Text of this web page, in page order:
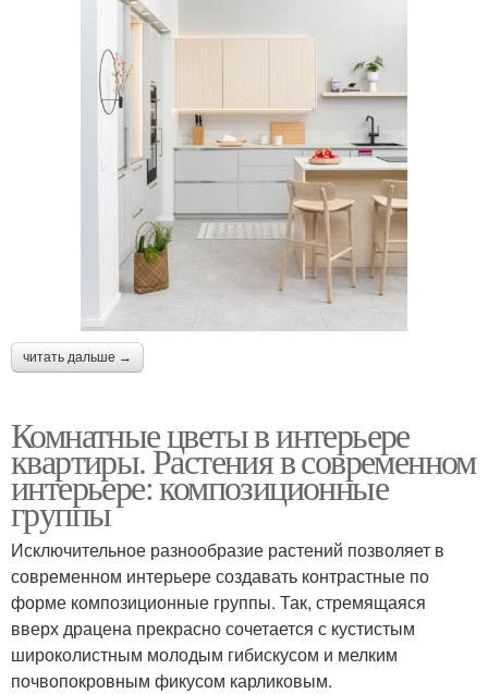
читать дальше →
Комнатные цветы в интерьере
квартиры. Растения в современном
интерьере: композиционные
группы
Исключительное разнообразие растений позволяет в
современном интерьере создавать контрастные по
форме композиционные группы. Так, стремящаяся
вверх драцена прекрасно сочетается с кустистым
широколистным молодым гибискусом и мелким
почвопокровным фикусом карликовым.